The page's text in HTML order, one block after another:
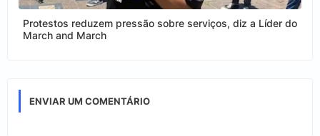
Protestos reduzem pressão sobre serviços, diz a Líder do
March and March
ENVIAR UM COMENTÁRIO